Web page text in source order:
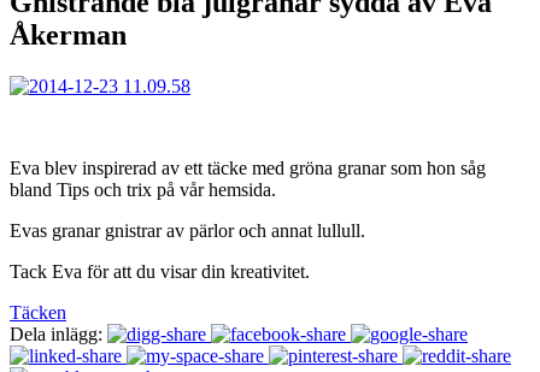
Åkerman
Eva blev inspirerad av ett täcke med gröna granar som hon såg
bland Tips och trix på vår hemsida.
Evas granar gnistrar av pärlor och annat lullull.
Tack Eva för att du visar din kreativitet.
Täcken
Dela inlägg: